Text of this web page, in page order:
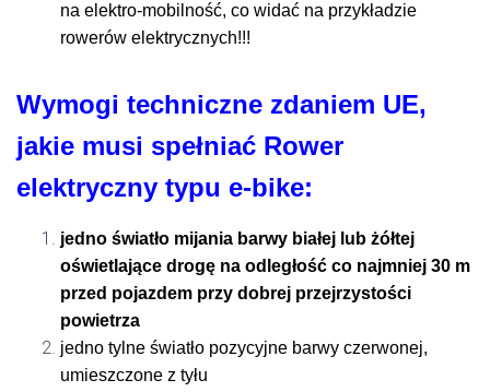
na elektro-mobilność, co widać na przykładzie
rowerów elektrycznych!!!
Wymogi techniczne zdaniem UE,
jakie musi spełniać Rower
elektryczny typu e-bike:
jedno światło mijania barwy białej lub żółtej
oświetlające drogę na odległość co najmniej 30 m
przed pojazdem przy dobrej przejrzystości
powietrza
jedno tylne światło pozycyjne barwy czerwonej,
umieszczone z tyłu